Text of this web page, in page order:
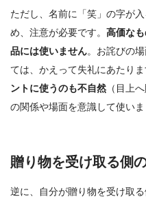
ただし、名前に「笑」の字が入
め、注意が必要です。 高価な
品には使いません。お詫びの
ては、かえって失礼にあたりま
ントに使うのも不自然 （目上
の関係や場面を意識して使いま
贈り物を受け取る側
逆に、自分が贈り物を受け取